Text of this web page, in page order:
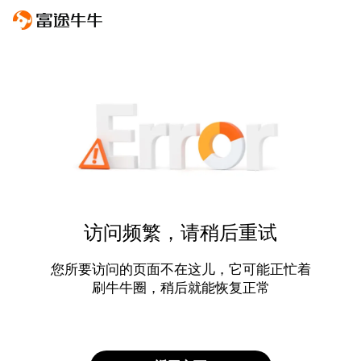
访问频繁，请稍后重试
您所要访问的页面不在这儿，它可能正忙着
刷牛牛圈，稍后就能恢复正常